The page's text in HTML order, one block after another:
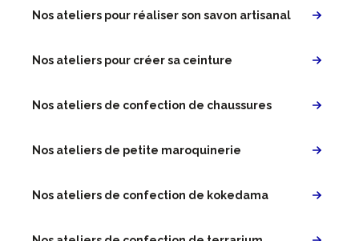
Nos ateliers pour réaliser son savon artisanal
Nos ateliers pour créer sa ceinture
Nos ateliers de confection de chaussures
Nos ateliers de petite maroquinerie
Nos ateliers de confection de kokedama